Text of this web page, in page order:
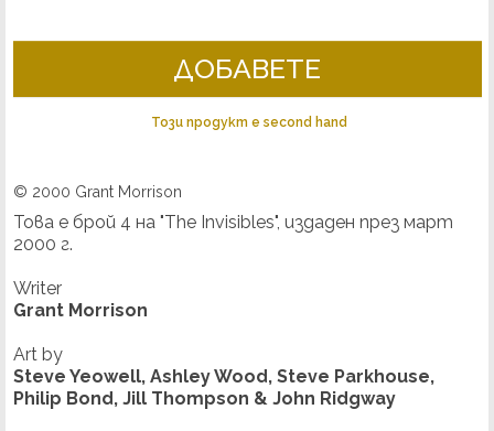
ДОБАВЕТЕ
Този продукт е second hand
© 2000 Grant Morrison
Това е брой 4 на "The Invisibles", издаден през март
2000 г.
Writer
Grant Morrison
Art by
Steve Yeowell, Ashley Wood, Steve Parkhouse,
Philip Bond, Jill Thompson & John Ridgway